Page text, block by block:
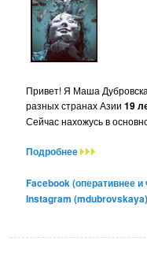
Привет! Я Маша
разных странах Азии19
Сейчас нахожусь в
Подробнее
Facebook (оперативнее
Instagram (mdubrovskaya)